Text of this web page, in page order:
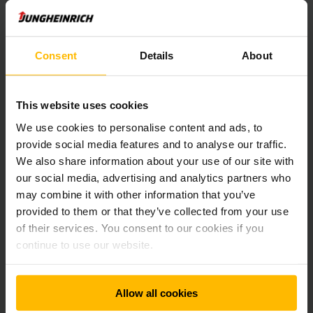
Consent Details About
This website uses cookies
We use cookies to personalise content and ads, to
provide social media features and to analyse our traffic.
We also share information about your use of our site with
our social media, advertising and analytics partners who
may combine it with other information that you’ve
provided to them or that they’ve collected from your use
of their services. You consent to our cookies if you
continue to use our website.
Allow all cookies
EasyAccess
EasyAccess on kalustonhallintatuote, joka suojaa
kustannuksia ja lisää varaston turvallisuutta.